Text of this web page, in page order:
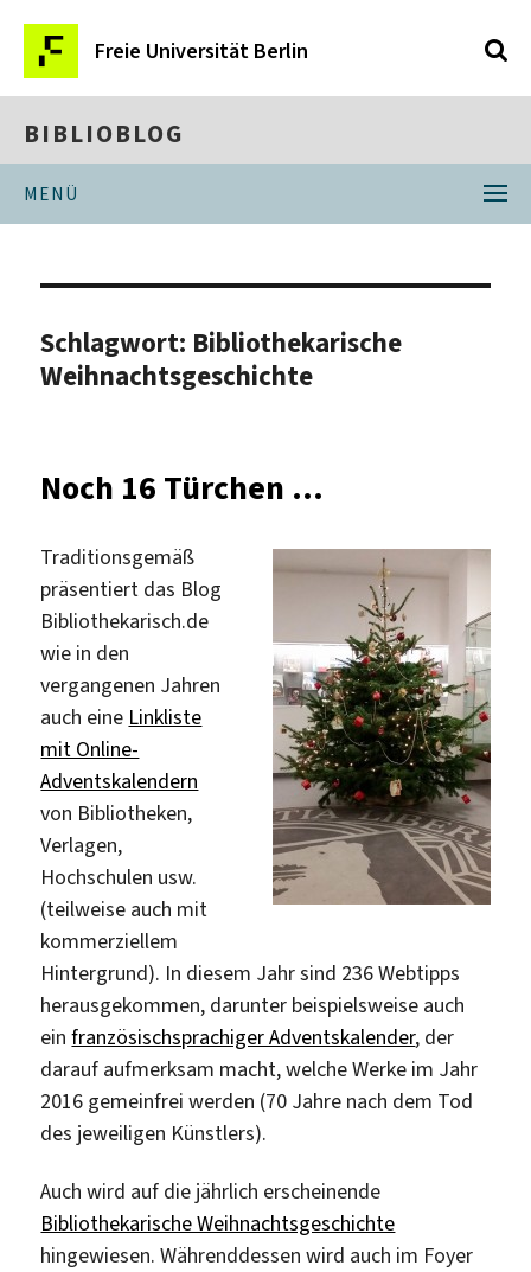
Freie Universität Berlin
BIBLIOBLOG
MENÜ
Schlagwort: Bibliothekarische
Weihnachtsgeschichte
Noch 16 Türchen …
Traditionsgemäß
präsentiert das Blog
Bibliothekarisch.de
wie in den
vergangenen Jahren
auch eine Linkliste
mit Online-
Adventskalendern
von Bibliotheken,
Verlagen,
Hochschulen usw.
(teilweise auch mit
kommerziellem
Hintergrund). In diesem Jahr sind 236 Webtipps
herausgekommen, darunter beispielsweise auch
einfranzösischsprachiger Adventskalender, der
darauf aufmerksam macht, welche Werke im Jahr
2016 gemeinfrei werden (70 Jahre nach dem Tod
des jeweiligen Künstlers).
Auch wird auf die jährlich erscheinende
Bibliothekarische Weihnachtsgeschichte
hingewiesen. Währenddessen wird auch im Foyer